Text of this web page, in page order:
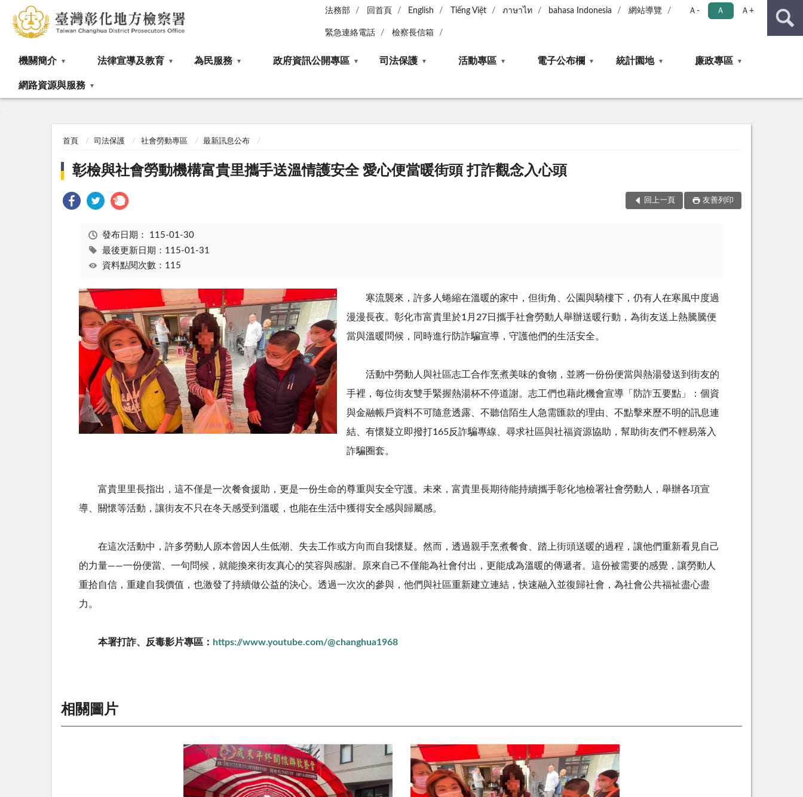
法務部 回首頁 English Tiếng Việt ภาษาไท bahasa Indonesia 網站導覽
緊急連絡電話 檢察長信箱
Ａ- Ａ Ａ+
機關簡介 法律宣導及教育 為民服務 政府資訊公開專區 司法保護 活動專區 電子公布欄 統計園地 廉政專區
網路資源與服務
首頁 司法保護 社會勞動專區 最新訊息公布
彰檢與社會勞動機構富貴里攜手送溫情護安全 愛心便當暖街頭 打詐觀念入心頭
回上一頁 友善列印
發布日期： 115-01-30
最後更新日期：115-01-31
資料點閱次數：115
寒流襲來，許多人蜷縮在溫暖的家中，但街角、公園與騎樓下，仍有人在寒風中度過
漫漫長夜。彰化市富貴里於1 月 27日攜手社會勞動人舉辦送暖行動，為街友送上熱騰騰便
當與溫暖問候，同時進行防詐騙宣導，守護他們的生活安全。
活動中勞動人與社區志工合作烹煮美味的食物，並將一份份便當與熱湯發送到街友的
手裡，每位街友雙手緊握熱湯杯不停道謝。志工們也藉此機會宣導「防詐五要點」：個資
與金融帳戶資料不可隨意透露、不聽信陌生人急需匯款的理由、不點擊來歷不明的訊息連
結、有懷疑立即撥打165反詐騙專線、尋求社區與社福資源協助，幫助街友們不輕易落入
詐騙圈套。
富貴里里長指出，這不僅是一次餐食援助，更是一份生命的尊重與安全守護。未來，富貴里長期待能持續攜手彰化地檢署社會勞動人，舉辦各項宣
導、關懷等活動，讓街友不只在冬天感受到溫暖，也能在生活中獲得安全感與歸屬感。
在這次活動中，許多勞動人原本曾因人生低潮、失去工作或方向而自我懷疑。然而，透過親手烹煮餐食、踏上街頭送暖的過程，讓他們重新看見自己
的力量——一份便當、一句問候，就能換來街友真心的笑容與感謝。原來自己不僅能為社會付出，更能成為溫暖的傳遞者。這份被需要的感覺，讓勞動人
重拾自信，重建自我價值，也激發了持續做公益的決心。透過一次次的參與，他們與社區重新建立連結，快速融入並復歸社會，為社會公共福祉盡心盡
力。
本署打詐、反毒影片專區： https://www.youtube.com/@changhua1968
相關圖片